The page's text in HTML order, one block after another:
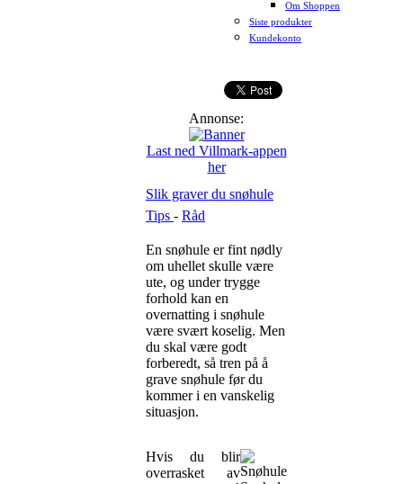
Om Shoppen
Siste produkter
Kundekonto
Annonse:
Last ned Villmark-appen
her
Slik graver du snøhule
Tips - Råd
En snøhule er fint nødly
om uhellet skulle være
ute, og under trygge
forhold kan en
overnatting i snøhule
være svært koselig. Men
du skal være godt
forberedt, så tren på å
grave snøhule før du
kommer i en vanskelig
situasjon.
Hvis du blir
overrasket av